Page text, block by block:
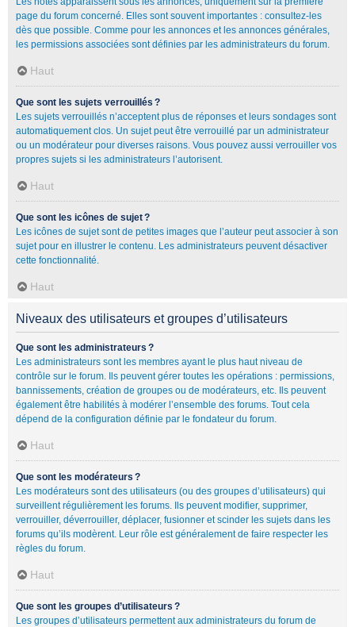
page du forum concerné. Elles sont souvent importantes : consultez-les
dès que possible. Comme pour les annonces et les annonces générales,
les permissions associées sont définies par les administrateurs du forum.
Haut
Que sont les sujets verrouillés ?
Les sujets verrouillés n’acceptent plus de réponses et leurs sondages sont
automatiquement clos. Un sujet peut être verrouillé par un administrateur
ou un modérateur pour diverses raisons. Vous pouvez aussi verrouiller vos
propres sujets si les administrateurs l’autorisent.
Haut
Que sont les icônes de sujet ?
Les icônes de sujet sont de petites images que l’auteur peut associer à son
sujet pour en illustrer le contenu. Les administrateurs peuvent désactiver
cette fonctionnalité.
Haut
Niveaux des utilisateurs et groupes d’utilisateurs
Que sont les administrateurs ?
Les administrateurs sont les membres ayant le plus haut niveau de
contrôle sur le forum. Ils peuvent gérer toutes les opérations : permissions,
bannissements, création de groupes ou de modérateurs, etc. Ils peuvent
également être habilités à modérer l’ensemble des forums. Tout cela
dépend de la configuration définie par le fondateur du forum.
Haut
Que sont les modérateurs ?
Les modérateurs sont des utilisateurs (ou des groupes d’utilisateurs) qui
surveillent régulièrement les forums. Ils peuvent modifier, supprimer,
verrouiller, déverrouiller, déplacer, fusionner et scinder les sujets dans les
forums qu’ils modèrent. Leur rôle est généralement de faire respecter les
règles du forum.
Haut
Que sont les groupes d’utilisateurs ?
Les groupes d’utilisateurs permettent aux administrateurs du forum de